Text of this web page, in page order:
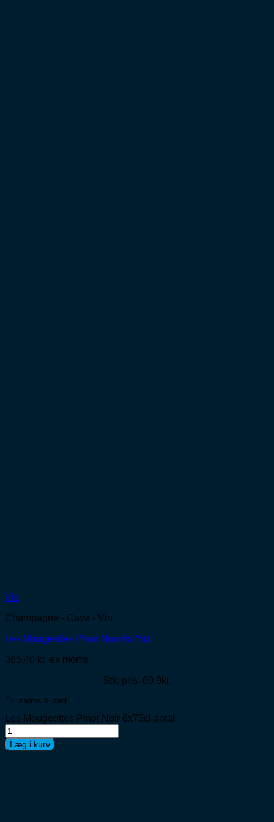
Vis
Champagne - Cava - Vin
Les Mougeottes Pinot Noir 6x75cl
365,40 kr. ex moms
Stk. pris: 60,9kr.
Ex. moms & pant
Les Mougeottes Pinot Noir 6x75cl antal
Læg i kurv